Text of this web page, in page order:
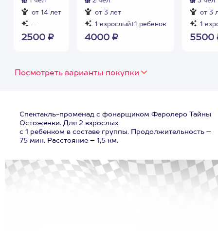
от 14 лет
—
2500 ₽
от 3 лет
1 взрослый+1 ребенок
4000 ₽
от 3
1
5500
Посмотреть варианты покупки
Спектакль-променад с фонарщиком Фаролеро Тайны
Остоженки. Для 2 взрослых
с 1 ребенком в составе группы. Продолжительность –
75 мин. Расстояние – 1,5 км.